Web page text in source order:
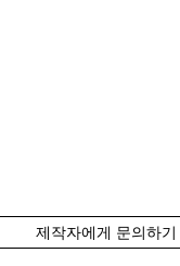
제작자에게 문의하기